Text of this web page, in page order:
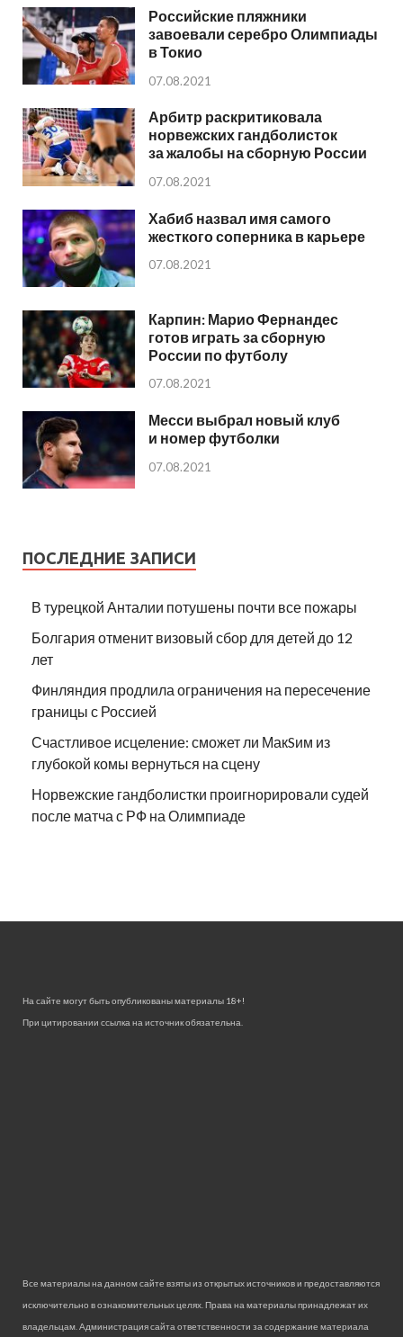
Российские пляжники
завоевали серебро Олимпиады
в Токио
07.08.2021
Арбитр раскритиковала
норвежских гандболисток
за жалобы на сборную России
07.08.2021
Хабиб назвал имя самого
жесткого соперника в карьере
07.08.2021
Карпин: Марио Фернандес
готов играть за сборную
России по футболу
07.08.2021
Месси выбрал новый клуб
и номер футболки
07.08.2021
ПОСЛЕДНИЕ ЗАПИСИ
В турецкой Анталии потушены почти все пожары
Болгария отменит визовый сбор для детей до 12
лет
Финляндия продлила ограничения на пересечение
границы с Россией
Счастливое исцеление: сможет ли МакSим из
глубокой комы вернуться на сцену
Норвежские гандболистки проигнорировали судей
после матча с РФ на Олимпиаде
На сайте могут быть опубликованы материалы 18+!
При цитировании ссылка на источник обязательна.
Все материалы на данном сайте взяты из открытых источников и предоставляются
исключительно в ознакомительных целях. Права на материалы принадлежат их
владельцам. Администрация сайта ответственности за содержание материала